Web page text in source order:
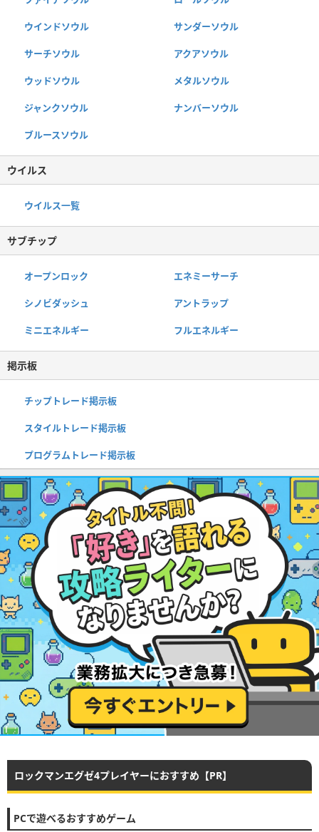
ウインドソウル サンダーソウル
サーチソウル アクアソウル
ウッドソウル メタルソウル
ジャンクソウル ナンバーソウル
ブルースソウル
ウイルス
ウイルス一覧
サブチップ
オープンロック エネミーサーチ
シノビダッシュ アントラップ
ミニエネルギー フルエネルギー
掲示板
チップトレード掲示板
スタイルトレード掲示板
プログラムトレード掲示板
ロックマンエグゼ4プレイヤーにおすすめ【PR】
PCで遊べるおすすめゲーム